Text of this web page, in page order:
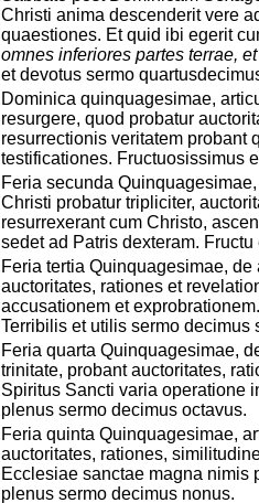
Christi anima descenderit vere
quaestiones. Et quid ibi egerit
omnes inferiores partes terrae,
et devotus sermo
Dominica quinquagesimae,
resurgere, quod probatur
resurrectionis veritatem probant
testificationes. Fructuosissimus
Feria secunda
Christi probatur tripliciter,
resurrexerant cum Christo,
sedet ad Patris dexteram.
Feria tertia Quinquagesimae,
auctoritates, rationes et
accusationem et
Terribilis et utilis sermo decimus
Feria quarta Quinquagesimae,
trinitate, probant auctoritates,
Spiritus Sancti varia operatione
plenus sermo decimus octavus.
Feria quinta Quinquagesimae,
auctoritates, rationes,
Ecclesiae sanctae magna nimis
plenus sermo decimus nonus.